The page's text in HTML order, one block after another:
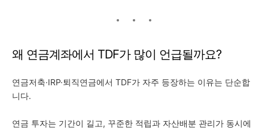
왜 연금계좌에서 TDF가 많이 언급될까요?
연금저축·IRP·퇴직연금에서 TDF가 자주 등장하는 이유는 단순합
니다.
연금 투자는 기간이 길고, 꾸준한 적립과 자산배분 관리가 동시에